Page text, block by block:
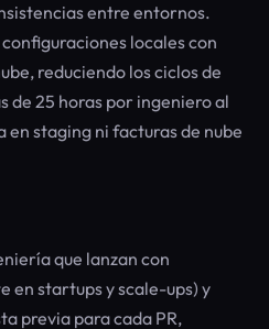
entre entornos.
locales con
reduciendo los ciclos de
de 25 horas por ingeniero al
en staging ni facturas de nube
que lanzan con
en startups y scale-ups) y
previa para cada PR,